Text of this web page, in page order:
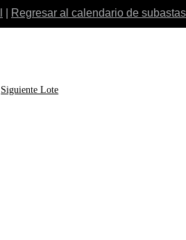
Regresar al calendario de subastas
Siguiente Lote